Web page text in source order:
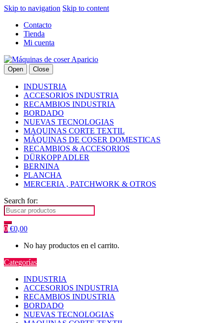
Skip to navigation Skip to content
Contacto
Tienda
Mi cuenta
Open Close
INDUSTRIA
ACCESORIOS INDUSTRIA
RECAMBIOS INDUSTRIA
BORDADO
NUEVAS TECNOLOGIAS
MAQUINAS CORTE TEXTIL
MÁQUINAS DE COSER DOMESTICAS
RECAMBIOS & ACCESORIOS
DÜRKOPP ADLER
BERNINA
PLANCHA
MERCERIA , PATCHWORK & OTROS
Search for:
0 €0,00
No hay productos en el carrito.
Categorías
INDUSTRIA
ACCESORIOS INDUSTRIA
RECAMBIOS INDUSTRIA
BORDADO
NUEVAS TECNOLOGIAS